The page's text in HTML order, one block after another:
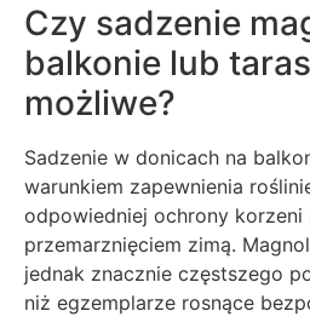
Czy sadzenie
balkonie lub
możliwe?
Sadzenie w donicach na
warunkiem zapewnienia
odpowiedniej ochrony korzeni
przemarznięciem zimą.
jednak znacznie częstszego
niż egzemplarze rosnące